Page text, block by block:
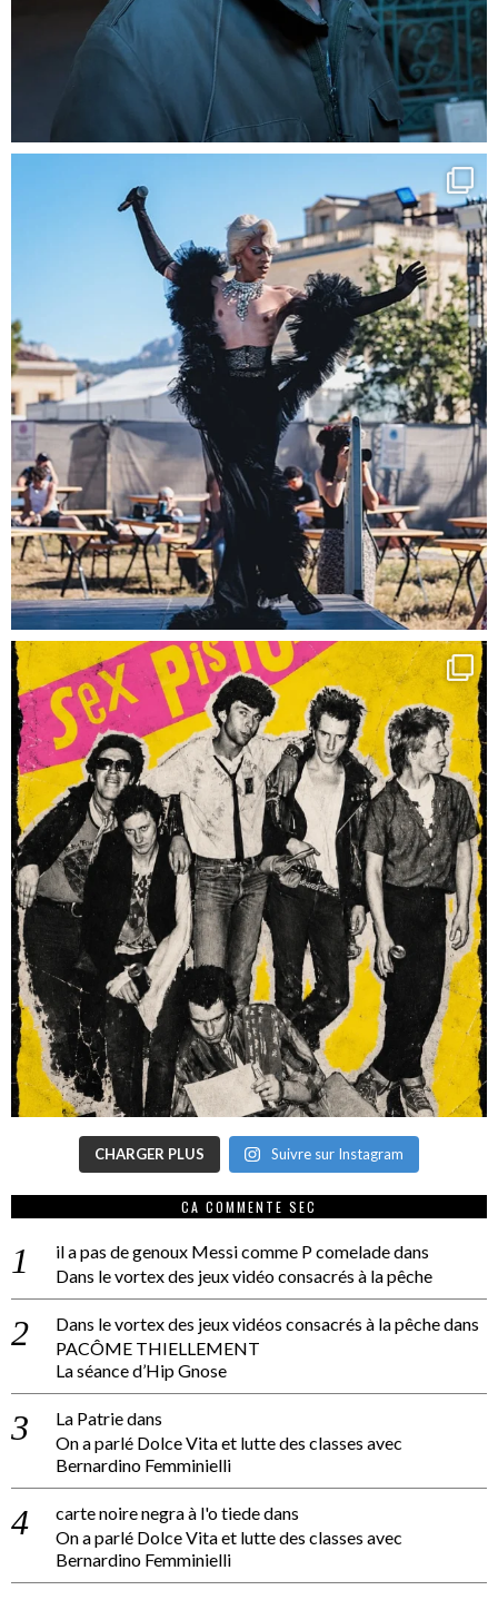
CHARGER PLUS Suivre sur Instagram
CA COMMENTE SEC
il a pas de genoux Messi comme P comeladedans
Dans le vortex des jeux vidéo consacrés à la pêche
Dans le vortex des jeux vidéos consacrés à la pêchedans
PACÔME THIELLEMENT
La séance d’Hip Gnose
La Patriedans
On a parlé Dolce Vita et lutte des classes avec
Bernardino Femminielli
carte noire negra à l'o tiededans
On a parlé Dolce Vita et lutte des classes avec
Bernardino Femminielli